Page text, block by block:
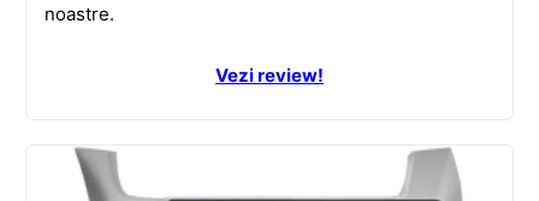
noastre.
Vezi review!